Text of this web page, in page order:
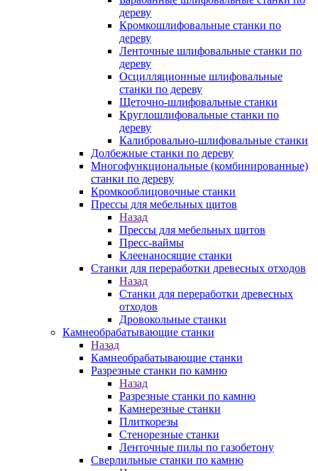
дереву
Кромкошлифовальные станки по
дереву
Ленточные шлифовальные станки по
дереву
Осцилляционные шлифовальные
станки по дереву
Щеточно-шлифовальные станки
Круглошлифовальные станки по
дереву
Калибровально-шлифовальные станки
Долбежные станки по дереву
Многофункциональные (комбинированные)
станки по дереву
Кромкооблицовочные станки
Прессы для мебельных щитов
Назад
Прессы для мебельных щитов
Пресс-ваймы
Клеенаносящие станки
Станки для переработки древесных отходов
Назад
Станки для переработки древесных
отходов
Дровокольные станки
Камнеобрабатывающие станки
Назад
Камнеобрабатывающие станки
Разрезные станки по камню
Назад
Разрезные станки по камню
Камнерезные станки
Плиткорезы
Стенорезные станки
Ленточные пилы по газобетону
Сверлильные станки по камню